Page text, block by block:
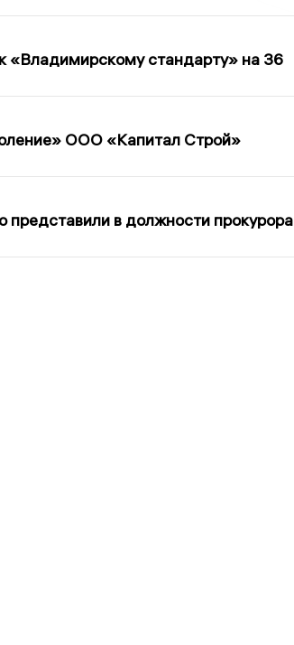
«Владимирскому стандарту» на 36
ООО «Капитал Строй»
в должности прокурора